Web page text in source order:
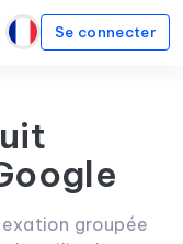
Se connecter
groupée